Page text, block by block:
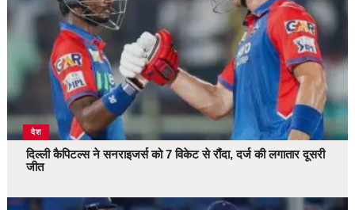
देश
दिल्ली कैपिटल्स ने सनराइजर्स को 7 विकेट से रौंदा, दर्ज की लगातार दूसरी
जीत